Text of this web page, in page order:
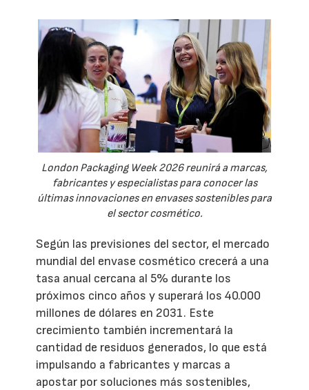
London Packaging Week 2026 reunirá a marcas,
fabricantes y especialistas para conocer las
últimas innovaciones en envases sostenibles para
el sector cosmético.
Según las previsiones del sector, el mercado
mundial del envase cosmético crecerá a una
tasa anual cercana al 5% durante los
próximos cinco años y superará los 40.000
millones de dólares en 2031. Este
crecimiento también incrementará la
cantidad de residuos generados, lo que está
impulsando a fabricantes y marcas a
apostar por soluciones más sostenibles,